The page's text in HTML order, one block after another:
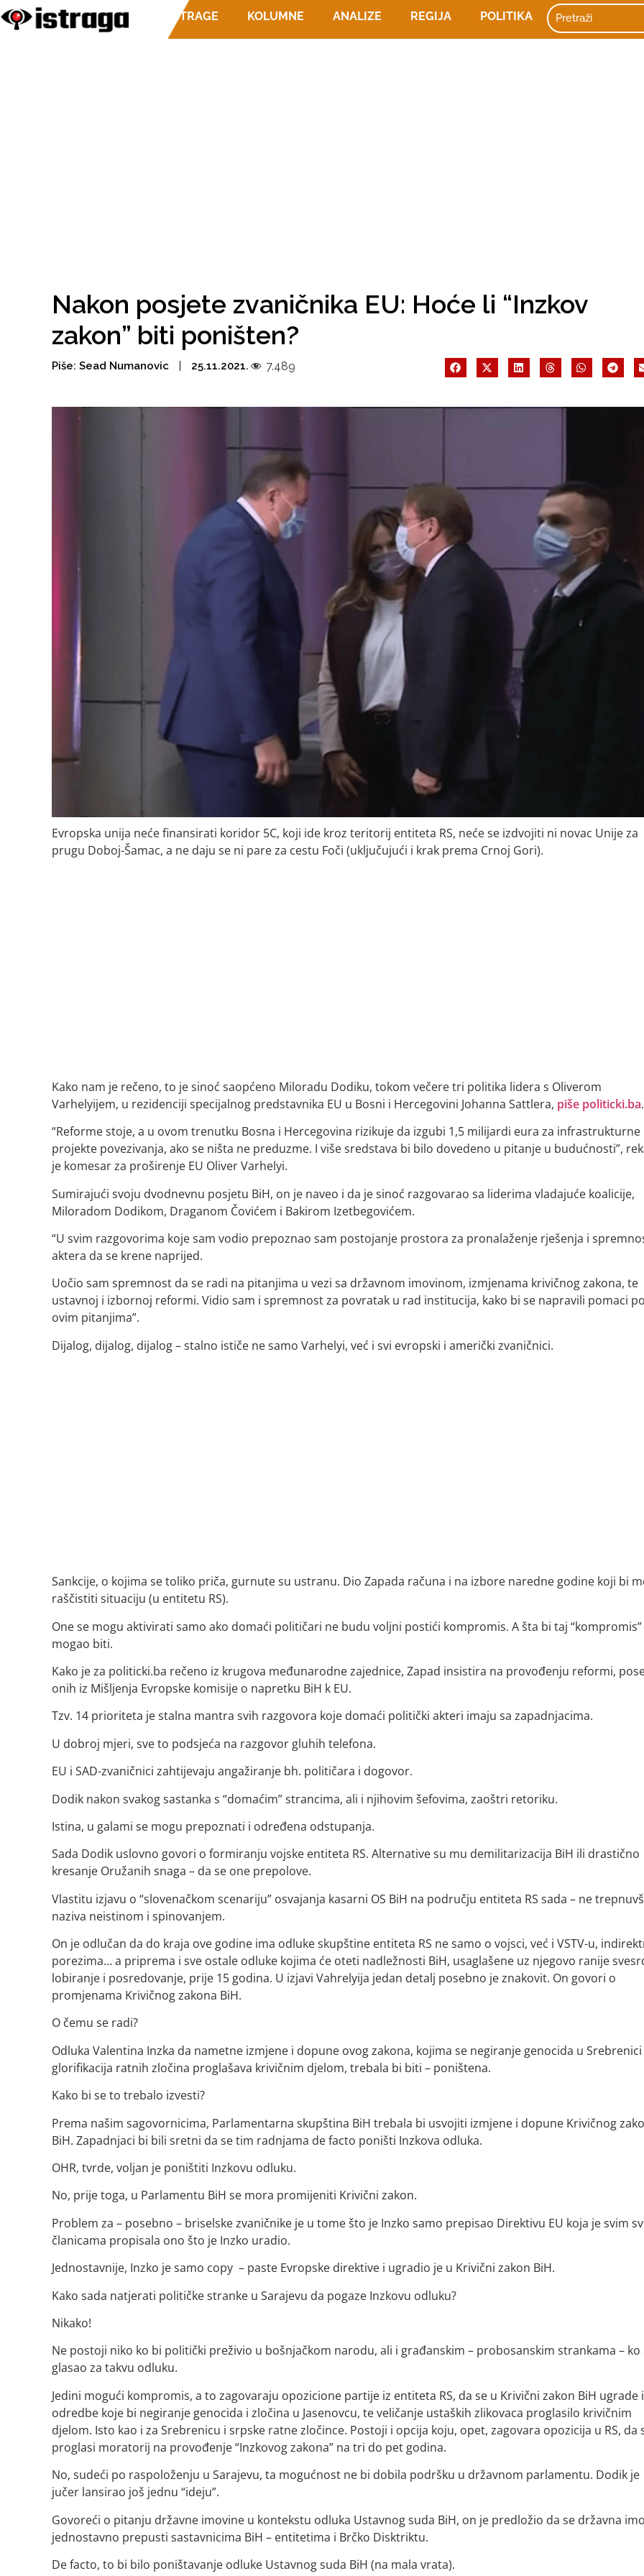
ISTRAGE KOLUMNE ANALIZE REGIJA POLITIKA
Nakon posjete zvaničnika EU: Hoće li “Inzkov
zakon” biti poništen?
Piše: Sead Numanovic 25.11.2021. 7.489
Evropska unija neće finansirati koridor 5C, koji ide kroz teritorij entiteta RS, neće se izdvojiti ni novac Unije za
prugu Doboj-Šamac, a ne daju se ni pare za cestu Foči (uključujući i krak prema Crnoj Gori).
Kako nam je rečeno, to je sinoć saopćeno Miloradu Dodiku, tokom večere tri politika lidera s Oliverom
Varhelyijem, u rezidenciji specijalnog predstavnika EU u Bosni i Hercegovini Johanna Sattlera, piše politicki.ba.
“Reforme stoje, a u ovom trenutku Bosna i Hercegovina rizikuje da izgubi 1,5 milijardi eura za infrastrukturne
projekte povezivanja, ako se ništa ne preduzme. I više sredstava bi bilo dovedeno u pitanje u budućnosti”,
je komesar za proširenje EU Oliver Varhelyi.
Sumirajući svoju dvodnevnu posjetu BiH, on je naveo i da je sinoć razgovarao sa liderima vladajuće koalicije,
Miloradom Dodikom, Draganom Čovićem i Bakirom Izetbegovićem.
“U svim razgovorima koje sam vodio prepoznao sam postojanje prostora za pronalaženje rješenja i
aktera da se krene naprijed.
Uočio sam spremnost da se radi na pitanjima u vezi sa državnom imovinom, izmjenama krivičnog zakona, te
ustavnoj i izbornoj reformi. Vidio sam i spremnost za povratak u rad institucija, kako bi se napravili pomaci po
ovim pitanjima”.
Dijalog, dijalog, dijalog – stalno ističe ne samo Varhelyi, već i svi evropski i američki zvaničnici.
Sankcije, o kojima se toliko priča, gurnute su ustranu. Dio Zapada računa i na izbore naredne godine koji bi
raščistiti situaciju (u entitetu RS).
One se mogu aktivirati samo ako domaći političari ne budu voljni postići kompromis. A šta bi taj “kompromis”
mogao biti.
Kako je za politicki.ba rečeno iz krugova međunarodne zajednice, Zapad insistira na provođenju reformi,
onih iz Mišljenja Evropske komisije o napretku BiH k EU.
Tzv. 14 prioriteta je stalna mantra svih razgovora koje domaći politički akteri imaju sa zapadnjacima.
U dobroj mjeri, sve to podsjeća na razgovor gluhih telefona.
EU i SAD-zvaničnici zahtijevaju angažiranje bh. političara i dogovor.
Dodik nakon svakog sastanka s “domaćim” strancima, ali i njihovim šefovima, zaoštri retoriku.
Istina, u galami se mogu prepoznati i određena odstupanja.
Sada Dodik uslovno govori o formiranju vojske entiteta RS. Alternative su mu demilitarizacija BiH ili drastično
kresanje Oružanih snaga – da se one prepolove.
Vlastitu izjavu o “slovenačkom scenariju” osvajanja kasarni OS BiH na području entiteta RS sada – ne
naziva neistinom i spinovanjem.
On je odlučan da do kraja ove godine ima odluke skupštine entiteta RS ne samo o vojsci, već i VSTV-u,
porezima… a priprema i sve ostale odluke kojima će oteti nadležnosti BiH, usaglašene uz njegovo ranije
lobiranje i posredovanje, prije 15 godina. U izjavi Vahrelyija jedan detalj posebno je znakovit. On govori o
promjenama Krivičnog zakona BiH.
O čemu se radi?
Odluka Valentina Inzka da nametne izmjene i dopune ovog zakona, kojima se negiranje genocida u Srebrenici
glorifikacija ratnih zločina proglašava krivičnim djelom, trebala bi biti – poništena.
Kako bi se to trebalo izvesti?
Prema našim sagovornicima, Parlamentarna skupština BiH trebala bi usvojiti izmjene i dopune Krivičnog
BiH. Zapadnjaci bi bili sretni da se tim radnjama de facto poništi Inzkova odluka.
OHR, tvrde, voljan je poništiti Inzkovu odluku.
No, prije toga, u Parlamentu BiH se mora promijeniti Krivični zakon.
Problem za – posebno – briselske zvaničnike je u tome što je Inzko samo prepisao Direktivu EU koja je svim
članicama propisala ono što je Inzko uradio.
Jednostavnije, Inzko je samo copy – paste Evropske direktive i ugradio je u Krivični zakon BiH.
Kako sada natjerati političke stranke u Sarajevu da pogaze Inzkovu odluku?
Nikako!
Ne postoji niko ko bi politički preživio u bošnjačkom narodu, ali i građanskim – probosanskim strankama – ko
glasao za takvu odluku.
Jedini mogući kompromis, a to zagovaraju opozicione partije iz entiteta RS, da se u Krivični zakon BiH ugrade i
odredbe koje bi negiranje genocida i zločina u Jasenovcu, te veličanje ustaških zlikovaca proglasilo krivičnim
djelom. Isto kao i za Srebrenicu i srpske ratne zločince. Postoji i opcija koju, opet, zagovara opozicija u RS, da
proglasi moratorij na provođenje “Inzkovog zakona” na tri do pet godina.
No, sudeći po raspoloženju u Sarajevu, ta mogućnost ne bi dobila podršku u državnom parlamentu. Dodik je
jučer lansirao još jednu “ideju”.
Govoreći o pitanju državne imovine u kontekstu odluka Ustavnog suda BiH, on je predložio da se državna
jednostavno prepusti sastavnicima BiH – entitetima i Brčko Disktriktu.
De facto, to bi bilo poništavanje odluke Ustavnog suda BiH (na mala vrata).